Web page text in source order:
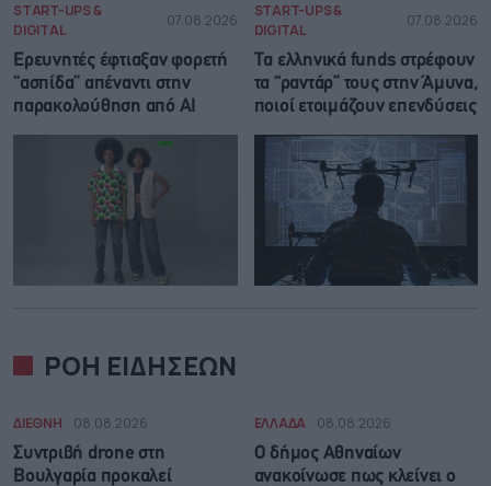
START-UPS &
DIGITAL
07.08.2026
Ερευνητές έφτιαξαν φορετή
“ασπίδα” απέναντι στην
παρακολούθηση από AI
START-UPS &
DIGITAL
07.08.2026
Τα ελληνικά funds στρέφουν
τα “ραντάρ” τους στην Άμυνα,
ποιοί ετοιμάζουν επενδύσεις
ΡΟΗ ΕΙΔΗΣΕΩΝ
ΔΙΕΘΝΗ 08.08.2026
Συντριβή drone στη
Βουλγαρία προκαλεί
ΕΛΛΑΔΑ 08.08.2026
Ο δήμος Αθηναίων
ανακοίνωσε πως κλείνει ο